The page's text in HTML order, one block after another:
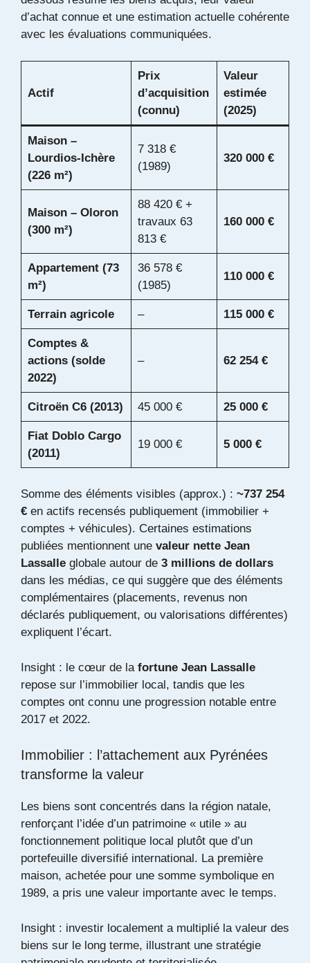
d’achat connue et une estimation actuelle cohérente
avec les évaluations communiquées.
Actif
Prix
d’acquisition
(connu)
Valeur
estimée
(2025)
Maison –
Lourdios-Ichère
(226 m²)
7 318 €
(1989)
320 000 €
Maison – Oloron
(300 m²)
88 420 € +
travaux 63
813 €
160 000 €
Appartement (73
m²)
36 578 €
(1985)
110 000 €
Terrain agricole – 115 000 €
Comptes &
actions (solde
2022)
– 62 254 €
Citroën C6 (2013) 45 000 € 25 000 €
Fiat Doblo Cargo
(2011)
19 000 € 5 000 €
Somme des éléments visibles (approx.) : ~737 254
€ en actifs recensés publiquement (immobilier +
comptes + véhicules). Certaines estimations
publiées mentionnent une valeur nette Jean
Lassalle globale autour de 3 millions de dollars
dans les médias, ce qui suggère que des éléments
complémentaires (placements, revenus non
déclarés publiquement, ou valorisations différentes)
expliquent l’écart.
Insight : le cœur de la fortune Jean Lassalle
repose sur l’immobilier local, tandis que les
comptes ont connu une progression notable entre
2017 et 2022.
Immobilier : l’attachement aux Pyrénées
transforme la valeur
Les biens sont concentrés dans la région natale,
renforçant l’idée d’un patrimoine « utile » au
fonctionnement politique local plutôt que d’un
portefeuille diversifié international. La première
maison, achetée pour une somme symbolique en
1989, a pris une valeur importante avec le temps.
Insight : investir localement a multiplié la valeur des
biens sur le long terme, illustrant une stratégie